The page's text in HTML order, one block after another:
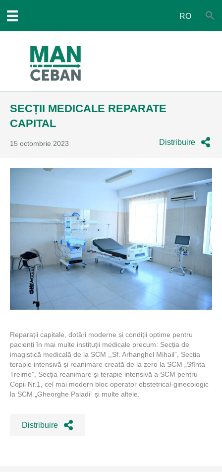
RO
SECȚII MEDICALE REPARATE
CAPITAL
15 octombrie 2023 Distribuire
Reparații capitale, dotări moderne și condiții optime pentru
pacienți în mai multe instituții medicale precum: Secția de
imagistică medicală de la SCM ,,Sf. Arhanghel Mihail”, Secția
terapie intensivă și reanimare creată de la zero la SCM „Sfînta
Treime”, Secția reanimare și terapie intensivă a SCM pentru
Copii Nr.1, cel mai modern bloc operator obstetrical-ginecologic
la SCM „Gheorghe Paladi” și multe altele.
Distribuire